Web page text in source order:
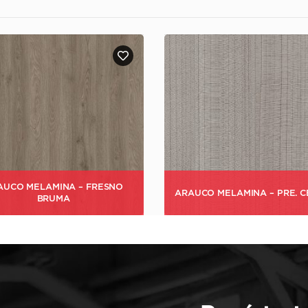
MELAMINA – PRE. CENIZA
LAMINADO PLÁSTICO
10490 CELESTE NOCE UWD –